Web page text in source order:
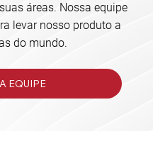
áreas. Nossa equipe
levar nosso produto a
do mundo.
EQUIPE